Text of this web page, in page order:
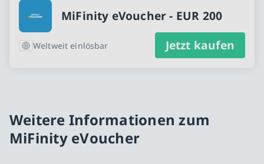
MiFinity eVoucher - EUR 200
Weltweit einlösbar Jetzt kaufen
Weitere Informationen zum
MiFinity eVoucher